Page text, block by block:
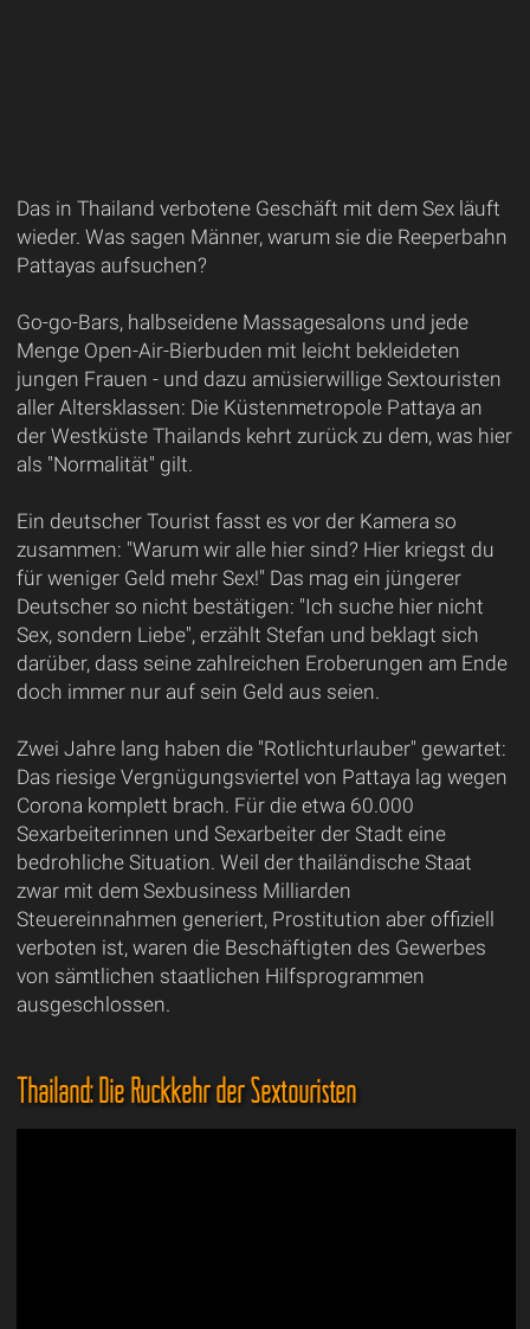
Das in Thailand verbotene Geschäft mit dem Sex läuft
wieder. Was sagen Männer, warum sie die Reeperbahn
Pattayas aufsuchen?
Go-go-Bars, halbseidene Massagesalons und jede
Menge Open-Air-Bierbuden mit leicht bekleideten
jungen Frauen - und dazu amüsierwillige Sextouristen
aller Altersklassen: Die Küstenmetropole Pattaya an
der Westküste Thailands kehrt zurück zu dem, was hier
als "Normalität" gilt.
Ein deutscher Tourist fasst es vor der Kamera so
zusammen: "Warum wir alle hier sind? Hier kriegst du
für weniger Geld mehr Sex!" Das mag ein jüngerer
Deutscher so nicht bestätigen: "Ich suche hier nicht
Sex, sondern Liebe", erzählt Stefan und beklagt sich
darüber, dass seine zahlreichen Eroberungen am Ende
doch immer nur auf sein Geld aus seien.
Zwei Jahre lang haben die "Rotlichturlauber" gewartet:
Das riesige Vergnügungsviertel von Pattaya lag wegen
Corona komplett brach. Für die etwa 60.000
Sexarbeiterinnen und Sexarbeiter der Stadt eine
bedrohliche Situation. Weil der thailändische Staat
zwar mit dem Sexbusiness Milliarden
Steuereinnahmen generiert, Prostitution aber offiziell
verboten ist, waren die Beschäftigten des Gewerbes
von sämtlichen staatlichen Hilfsprogrammen
ausgeschlossen.
Thailand: Die Rückkehr der Sextouristen